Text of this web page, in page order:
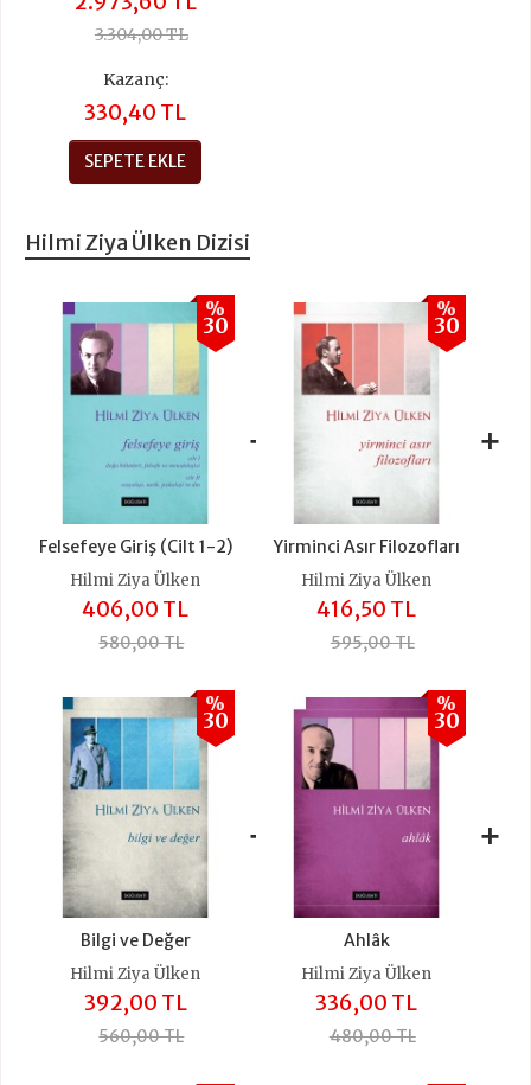
3.304,00 TL
Kazanç:
330,40 TL
SEPETE EKLE
Hilmi Ziya Ülken Dizisi
Felsefeye Giriş (Cilt 1-2)
%
30
Hilmi Ziya Ülken
406,00 TL
580,00 TL
+
Yirminci Asır Filozofları
%
30
Hilmi Ziya Ülken
416,50 TL
595,00 TL
+
Bilgi ve Değer
%
30
Hilmi Ziya Ülken
392,00 TL
560,00 TL
+
Ahlâk
%
30
Hilmi Ziya Ülken
336,00 TL
480,00 TL
+